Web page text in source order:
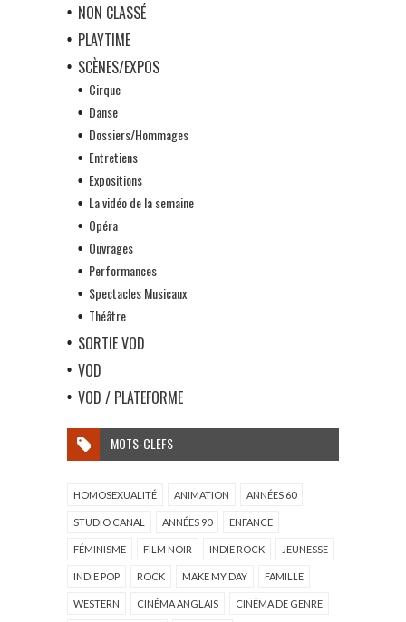
NON CLASSÉ
PLAYTIME
SCÈNES/EXPOS
Cirque
Danse
Dossiers/Hommages
Entretiens
Expositions
La vidéo de la semaine
Opéra
Ouvrages
Performances
Spectacles Musicaux
Théâtre
SORTIE VOD
VOD
VOD / PLATEFORME
MOTS-CLEFS
HOMOSEXUALITÉ ANIMATION ANNÉES 60
STUDIO CANAL ANNÉES 90 ENFANCE
FÉMINISME FILM NOIR INDIE ROCK JEUNESSE
INDIE POP ROCK MAKE MY DAY FAMILLE
WESTERN CINÉMA ANGLAIS CINÉMA DE GENRE